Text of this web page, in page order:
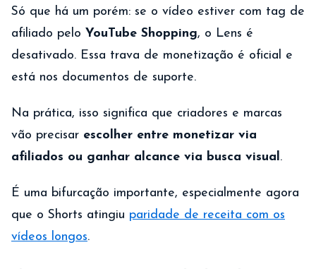
Só que há um porém: se o vídeo estiver com tag de
afiliado pelo YouTube Shopping, o Lens é
desativado. Essa trava de monetização é oficial e
está nos documentos de suporte.
Na prática, isso significa que criadores e marcas
vão precisar escolher entre monetizar via
afiliados ou ganhar alcance via busca visual.
É uma bifurcação importante, especialmente agora
que o Shorts atingiu paridade de receita com os
vídeos longos.